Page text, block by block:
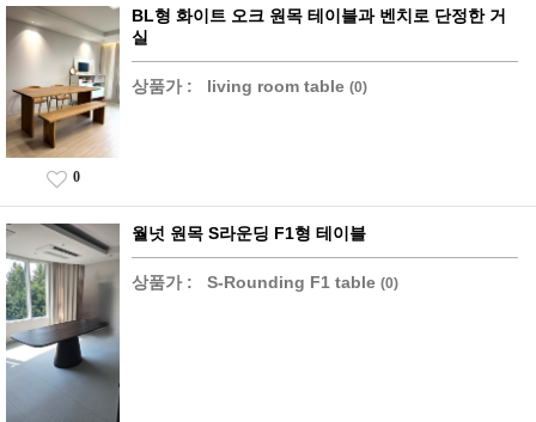
BL형 화이트 오크 원목 테이블과 벤치로 단정한 거
실
상품가 : living room table (0)
0
월넛 원목 S라운딩 F1형 테이블
상품가 : S-Rounding F1 table (0)